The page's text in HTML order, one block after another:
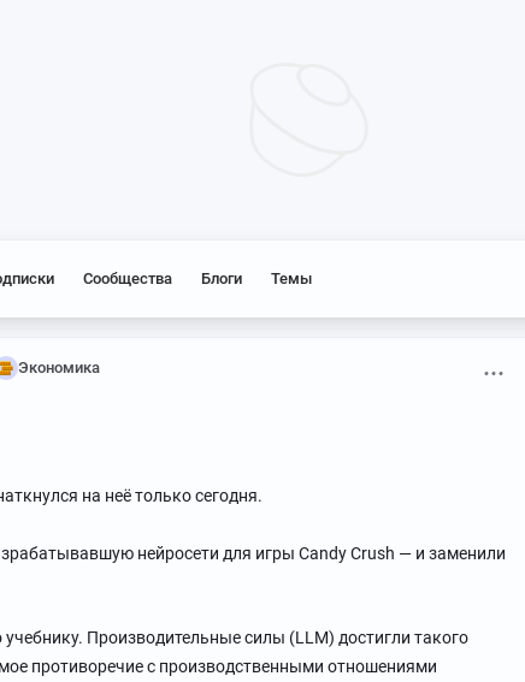
Сообщества Блоги Темы
Экономика
на неё только сегодня.
нейросети для игры Candy Crush — и заменили
Производительные силы (LLM) достигли такого
противоречие с производственными отношениями